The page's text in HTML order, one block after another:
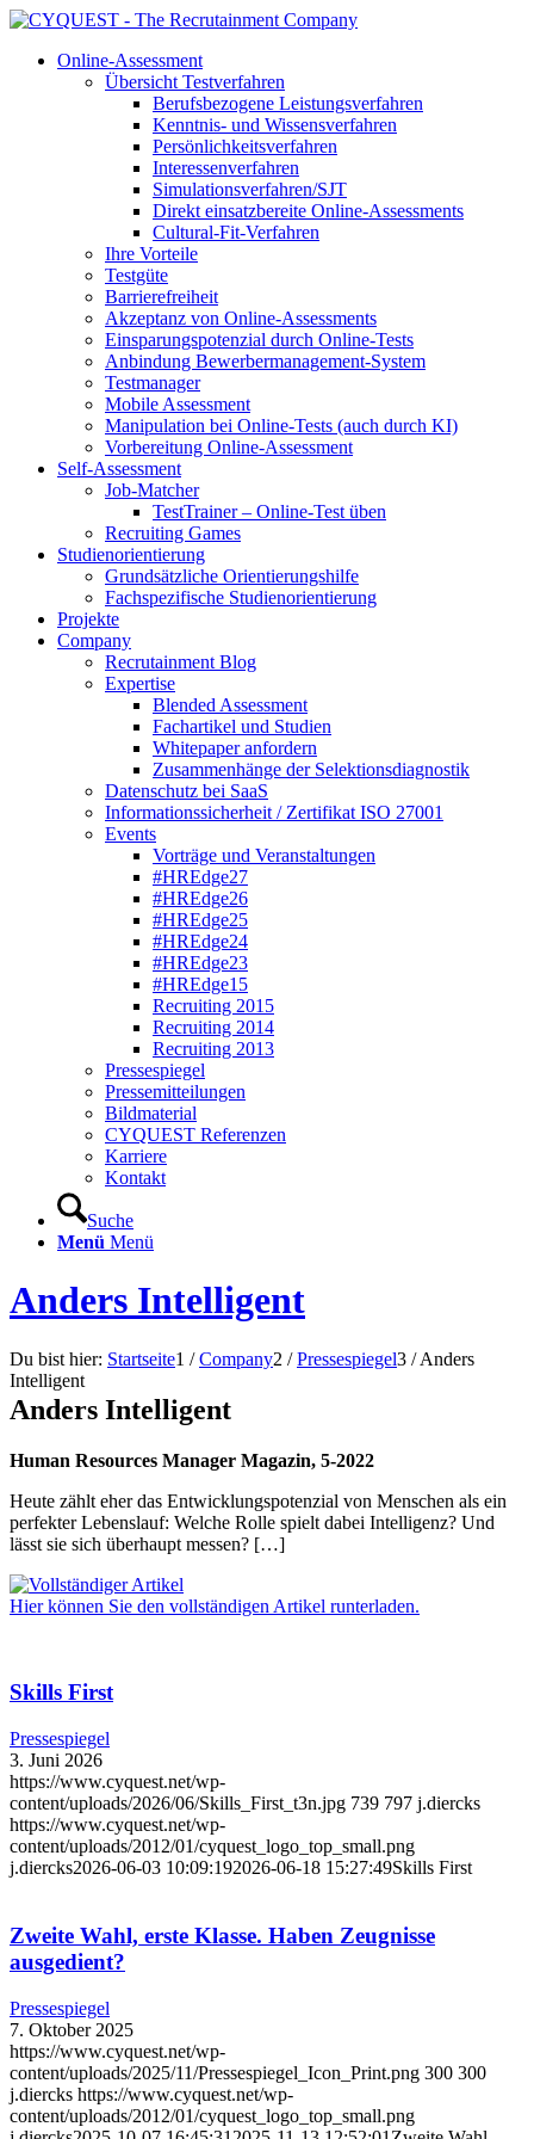
Online-Assessment
Übersicht Testverfahren
Berufsbezogene Leistungsverfahren
Kenntnis- und Wissensverfahren
Persönlichkeitsverfahren
Interessenverfahren
Simulationsverfahren/SJT
Direkt einsatzbereite Online-Assessments
Cultural-Fit-Verfahren
Ihre Vorteile
Testgüte
Barrierefreiheit
Akzeptanz von Online-Assessments
Einsparungspotenzial durch Online-Tests
Anbindung Bewerbermanagement-System
Testmanager
Mobile Assessment
Manipulation bei Online-Tests (auch durch KI)
Vorbereitung Online-Assessment
Self-Assessment
Job-Matcher
TestTrainer – Online-Test üben
Recruiting Games
Studienorientierung
Grundsätzliche Orientierungshilfe
Fachspezifische Studienorientierung
Projekte
Company
Recrutainment Blog
Expertise
Blended Assessment
Fachartikel und Studien
Whitepaper anfordern
Zusammenhänge der Selektionsdiagnostik
Datenschutz bei SaaS
Informationssicherheit / Zertifikat ISO 27001
Events
Vorträge und Veranstaltungen
#HREdge27
#HREdge26
#HREdge25
#HREdge24
#HREdge23
#HREdge15
Recruiting 2015
Recruiting 2014
Recruiting 2013
Pressespiegel
Pressemitteilungen
Bildmaterial
CYQUEST Referenzen
Karriere
Kontakt
Suche
Menü Menü
Anders Intelligent
Du bist hier: Startseite1 / Company2 / Pressespiegel3 / Anders
Intelligent
Anders Intelligent
Human Resources Manager Magazin, 5-2022
Heute zählt eher das Entwicklungspotenzial von Menschen als ein
perfekter Lebenslauf: Welche Rolle spielt dabei Intelligenz? Und
lässt sie sich überhaupt messen? […]
Hier können Sie den vollständigen Artikel runterladen.
Skills First
Pressespiegel
3. Juni 2026
https://www.cyquest.net/wp-
content/uploads/2026/06/Skills_First_t3n.jpg 739 797 j.diercks
https://www.cyquest.net/wp-
content/uploads/2012/01/cyquest_logo_top_small.png
j.diercks2026-06-03 10:09:192026-06-18 15:27:49Skills First
Zweite Wahl, erste Klasse. Haben Zeugnisse
ausgedient?
Pressespiegel
7. Oktober 2025
https://www.cyquest.net/wp-
content/uploads/2025/11/Pressespiegel_Icon_Print.png 300 300
j.diercks https://www.cyquest.net/wp-
content/uploads/2012/01/cyquest_logo_top_small.png